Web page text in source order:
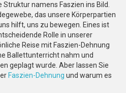
namens Faszien ins Bild.
das unsere Körperpartien
hilft, uns zu bewegen. Eines ist
Rolle in unserer
Reise mit Faszien-Dehnung
Ballettunterricht nahm und
geplagt wurde. Aber lassen Sie
Faszien-Dehnung und warum es